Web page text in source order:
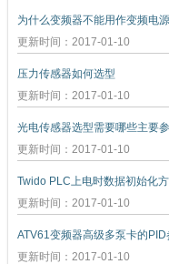
为什么变频器不能用作变频电
更新时间：2017-01-10
压力传感器如何选型
更新时间：2017-01-10
光电传感器选型需要哪些主要
更新时间：2017-01-10
Twido PLC上电时数据初始化
更新时间：2017-01-10
ATV61变频器高级多泵卡的
更新时间：2017-01-10